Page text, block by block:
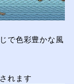
で色彩豊かな風
れます